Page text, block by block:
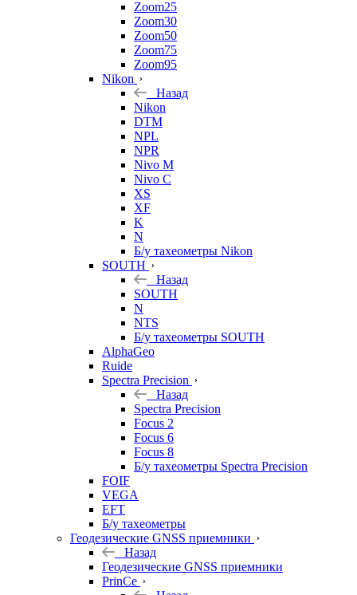
Zoom25
Zoom30
Zoom50
Zoom75
Zoom95
Nikon
Назад
Nikon
DTM
NPL
NPR
Nivo M
Nivo C
XS
XF
K
N
Б/у тахеометры Nikon
SOUTH
Назад
SOUTH
N
NTS
Б/у тахеометры SOUTH
AlphaGeo
Ruide
Spectra Precision
Назад
Spectra Precision
Focus 2
Focus 6
Focus 8
Б/у тахеометры Spectra Precision
FOIF
VEGA
EFT
Б/у тахеометры
Геодезические GNSS приемники
Назад
Геодезические GNSS приемники
PrinCe